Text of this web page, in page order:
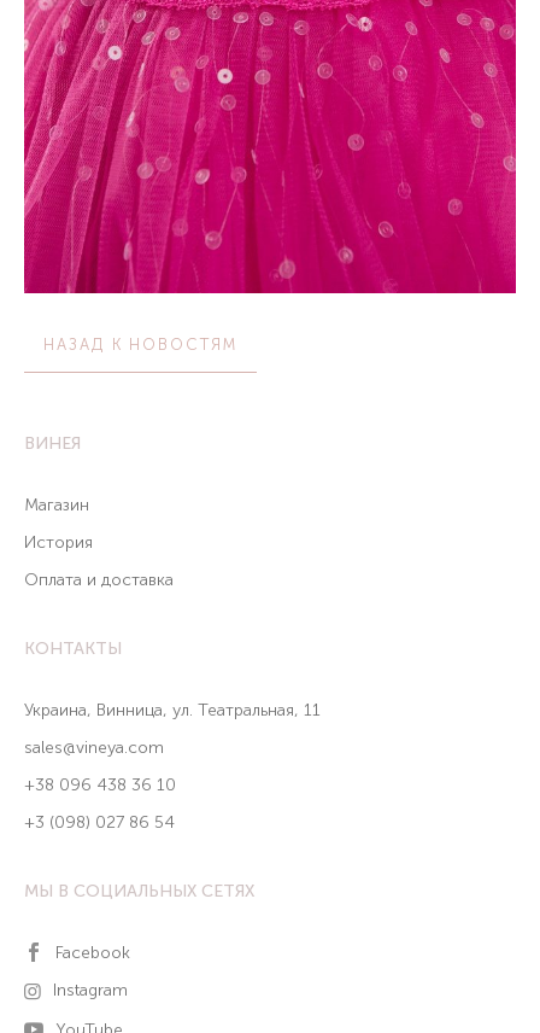
НАЗАД К НОВОСТЯМ
ВИНЕЯ
Магазин
История
Оплата и доставка
КОНТАКТЫ
Украина, Винница, ул. Театральная, 11
sales@vineya.com
+38 096 438 36 10
+3 (098) 027 86 54
МЫ В СОЦИАЛЬНЫХ СЕТЯХ
Facebook
Instagram